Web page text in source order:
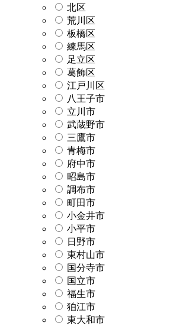
北区
荒川区
板橋区
練馬区
足立区
葛飾区
江戸川区
八王子市
立川市
武蔵野市
三鷹市
青梅市
府中市
昭島市
調布市
町田市
小金井市
小平市
日野市
東村山市
国分寺市
国立市
福生市
狛江市
東大和市